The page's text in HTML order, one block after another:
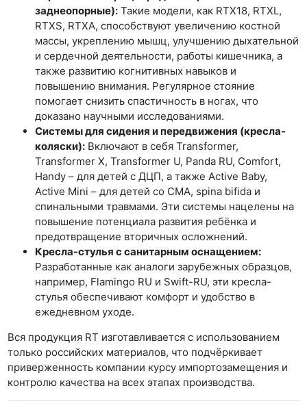
заднеопорные): Такие модели, как RTX18, RTXL,
RTXS, RTXA, способствуют увеличению костной
массы, укреплению мышц, улучшению дыхательной
и сердечной деятельности, работы кишечника, а
также развитию когнитивных навыков и
повышению внимания. Регулярное стояние
помогает снизить спастичность в ногах, что
доказано научными исследованиями.
Системы для сидения и передвижения (кресла-
коляски): Включают в себя Transformer,
Transformer X, Transformer U, Panda RU, Comfort,
Handy – для детей с ДЦП, а также Active Baby,
Active Mini – для детей со СМА, spina bifida и
спинальными травмами. Эти системы нацелены на
повышение потенциала развития ребёнка и
предотвращение вторичных осложнений.
Кресла-стулья с санитарным оснащением:
Разработанные как аналоги зарубежных образцов,
например, Flamingo RU и Swift-RU, эти кресла-
стулья обеспечивают комфорт и удобство в
ежедневном уходе.
Вся продукция RT изготавливается с использованием
только российских материалов, что подчёркивает
приверженность компании курсу импортозамещения и
контролю качества на всех этапах производства.